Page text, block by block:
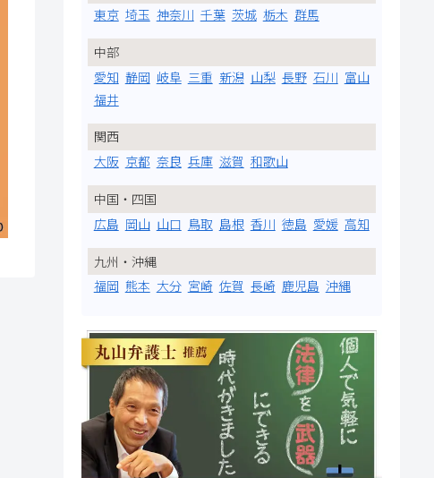
東京 埼玉 神奈川 千葉 茨城 栃木 群馬
中部
愛知 静岡 岐阜 三重 新潟 山梨 長野 石川 富山
福井
関西
大阪 京都 奈良 兵庫 滋賀 和歌山
中国・四国
広島 岡山 山口 鳥取 島根 香川 徳島 愛媛 高知
九州・沖縄
福岡 熊本 大分 宮崎 佐賀 長崎 鹿児島 沖縄